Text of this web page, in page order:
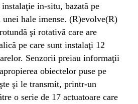
in-situ, bazată pe
unei hale imense. (R)evolve(R)
şi rotativă care are
pe care sunt instalaţi 12
Senzorii preiau informaţii
obiectelor puse pe
şi le transmit, printr-un
o serie de 17 actuatoare care